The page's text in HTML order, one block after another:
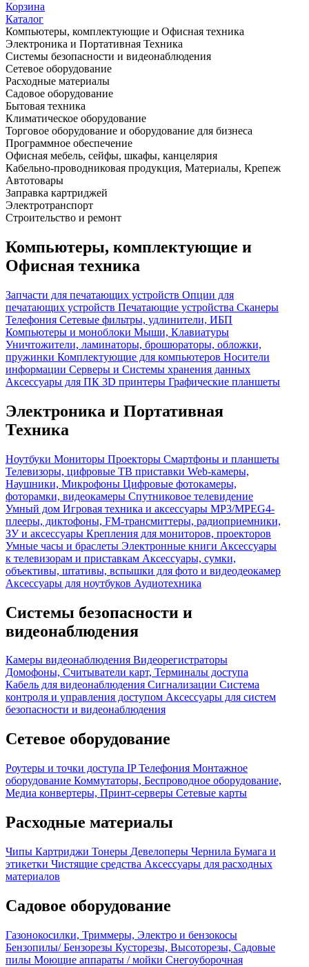
Корзина
Каталог
Компьютеры, комплектующие и Офисная техника
Электроника и Портативная Техника
Системы безопасности и видеонаблюдения
Сетевое оборудование
Расходные материалы
Садовое оборудование
Бытовая техника
Климатическое оборудование
Торговое оборудование и оборудование для бизнеса
Программное обеспечение
Офисная мебель, сейфы, шкафы, канцелярия
Кабельно-проводниковая продукция, Материалы, Крепеж
Автотовары
Заправка картриджей
Электротранспорт
Строительство и ремонт
Компьютеры, комплектующие и
Офисная техника
Запчасти для печатающих устройств Опции для
печатающих устройств Печатающие устройства Сканеры
Телефония Сетевые фильтры, удлинители, ИБП
Компьютеры и моноблоки Мыши, Клавиатуры
Уничтожители, ламинаторы, брошюраторы, обложки,
пружинки Комплектующие для компьютеров Носители
информации Серверы и Системы хранения данных
Аксессуары для ПК 3D принтеры Графические планшеты
Электроника и Портативная
Техника
Ноутбуки Мониторы Проекторы Смартфоны и планшеты
Телевизоры, цифровые ТВ приставки Web-камеры,
Наушники, Микрофоны Цифровые фотокамеры,
фоторамки, видеокамеры Спутниковое телевидение
Умный дом Игровая техника и аксессуары MP3/MPEG4-
плееры, диктофоны, FM-трансмиттеры, радиоприемники,
ЗУ и аксессуары Крепления для мониторов, проекторов
Умные часы и браслеты Электронные книги Аксессуары
к телевизорам и приставкам Аксессуары, сумки,
объективы, штативы, вспышки для фото и видеодеокамер
Аксессуары для ноутбуков Аудиотехника
Системы безопасности и
видеонаблюдения
Камеры видеонаблюдения Видеорегистраторы
Домофоны, Считыватели карт, Терминалы доступа
Кабель для видеонаблюдения Сигнализации Система
контроля и управления доступом Аксессуары для систем
безопасности и видеонаблюдения
Сетевое оборудование
Роутеры и точки доступа IP Телефония Монтажное
оборудование Коммутаторы, Беспроводное оборудование,
Медиа конвертеры, Принт-серверы Сетевые карты
Расходные материалы
Чипы Картриджи Тонеры Девелоперы Чернила Бумага и
этикетки Чистящие средства Аксессуары для расходных
материалов
Садовое оборудование
Газонокосилки, Триммеры, Электро и бензокосы
Бензопилы/ Бензорезы Кусторезы, Высоторезы, Садовые
пилы Моющие аппараты / мойки Снегоуборочная